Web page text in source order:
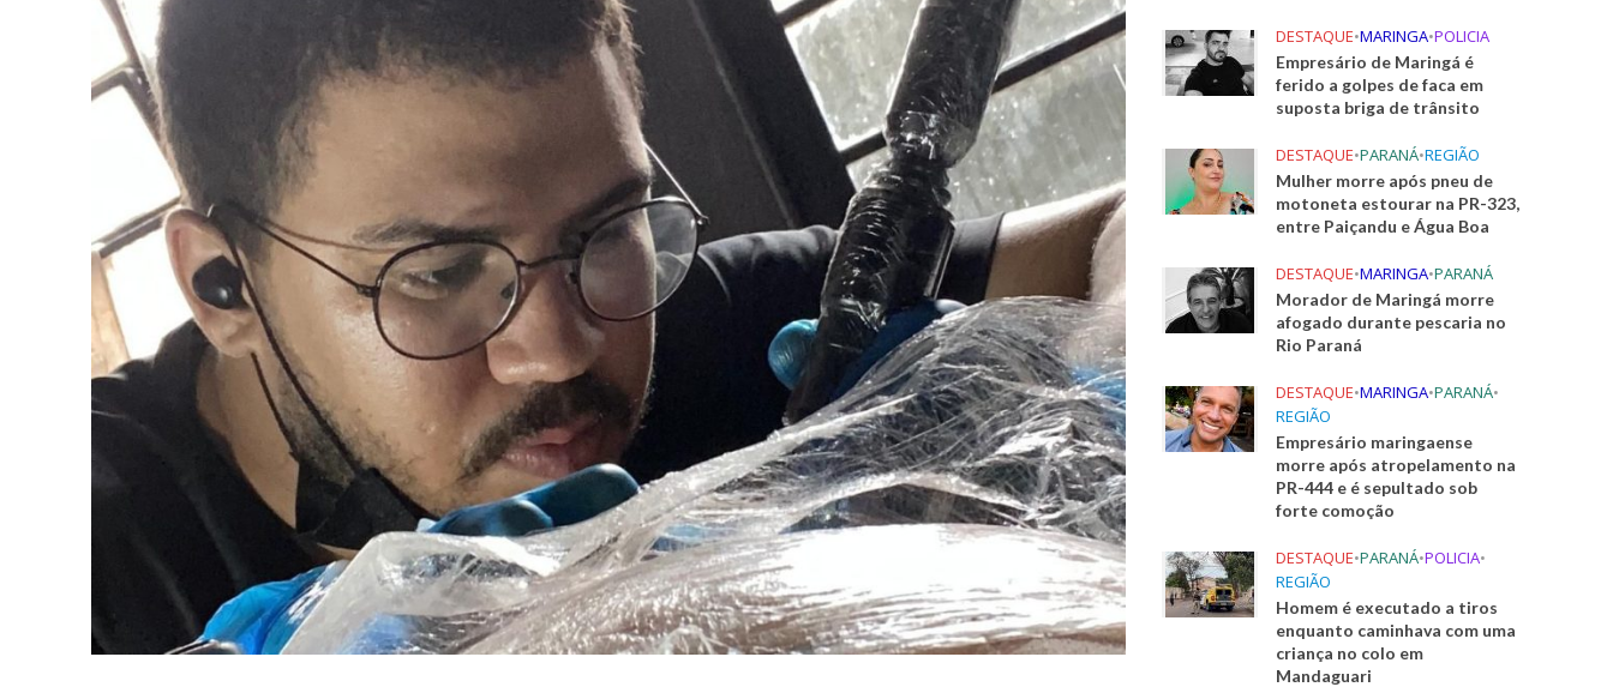
DESTAQUE•MARINGA•POLICIA
Empresário de Maringá é
ferido a golpes de faca em
suposta briga de trânsito
DESTAQUE•PARANÁ•REGIÃO
Mulher morre após pneu de
motoneta estourar na PR-323,
entre Paiçandu e Água Boa
DESTAQUE•MARINGA•PARANÁ
Morador de Maringá morre
afogado durante pescaria no
Rio Paraná
DESTAQUE•MARINGA•PARANÁ•
REGIÃO
Empresário maringaense
morre após atropelamento na
PR-444 e é sepultado sob
forte comoção
DESTAQUE•PARANÁ•POLICIA•
REGIÃO
Homem é executado a tiros
enquanto caminhava com uma
criança no colo em
Mandaguari